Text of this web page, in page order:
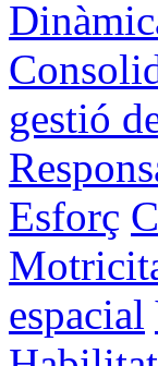
gestió
Esforç
espacial